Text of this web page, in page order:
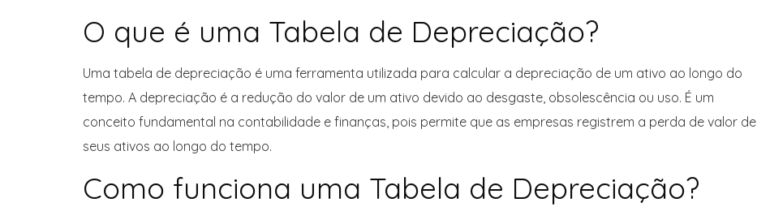
O que é uma Tabela de Depreciação?
Uma tabela de depreciação é uma ferramenta utilizada para calcular a depreciação de um ativo ao longo do
tempo. A depreciação é a redução do valor de um ativo devido ao desgaste, obsolescência ou uso. É um
conceito fundamental na contabilidade e finanças, pois permite que as empresas registrem a perda de valor de
seus ativos ao longo do tempo.
Como funciona uma Tabela de Depreciação?